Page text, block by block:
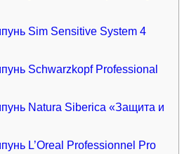
Sim Sensitive System 4
Schwarzkopf Professional
Natura Siberica «Защита и
L’Oreal Professionnel Pro